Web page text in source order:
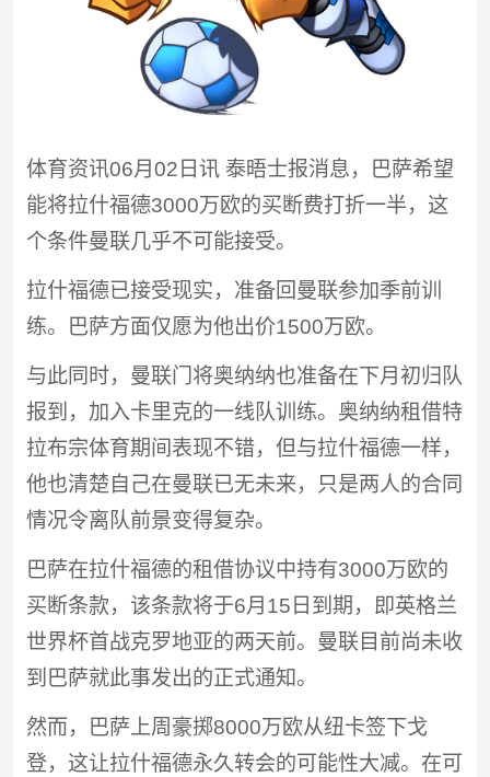
体育资讯06月02日讯 泰晤士报消息，巴萨希望
能将拉什福德3000万欧的买断费打折一半，这
个条件曼联几乎不可能接受。
拉什福德已接受现实，准备回曼联参加季前训
练。巴萨方面仅愿为他出价1500万欧。
与此同时，曼联门将奥纳纳也准备在下月初归队
报到，加入卡里克的一线队训练。奥纳纳租借特
拉布宗体育期间表现不错，但与拉什福德一样，
他也清楚自己在曼联已无未来，只是两人的合同
情况令离队前景变得复杂。
巴萨在拉什福德的租借协议中持有3000万欧的
买断条款，该条款将于6月15日到期，即英格兰
世界杯首战克罗地亚的两天前。曼联目前尚未收
到巴萨就此事发出的正式通知。
然而，巴萨上周豪掷8000万欧从纽卡签下戈
登，这让拉什福德永久转会的可能性大减。在可